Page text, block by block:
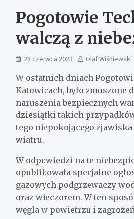
Pogotowie
walczą z
28 czerwca 2023 Olaf Wiśniewski
W ostatnich dniach
Katowicach, było
naruszenia bezpiecznych
dziesiątki takich
tego niepokojącego
wiatru.
W odpowiedzi na te
opublikowała specjalne
gazowych podgrzewaczy
oraz wieczorem. W ten
węgla w powietrzu i